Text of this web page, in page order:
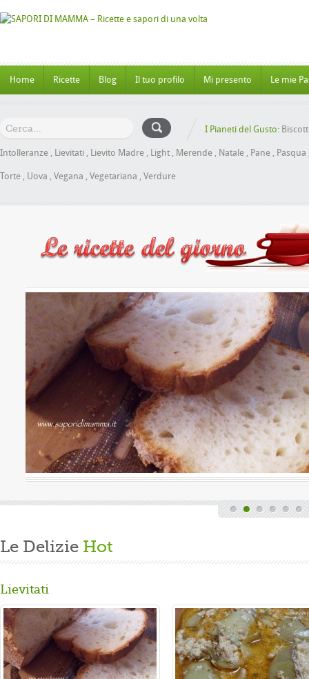
Home Ricette Blog Il tuo profilo Mi presento Le mie
I Pianeti del Gusto:
Intolleranze , Lievitati , Lievito Madre , Light , Merende , Natale , Pane , Pasqua
Torte , Uova , Vegana , Vegetariana , Verdure
al Miele senza
Valutazione media: (0 / 5)
finita la fatica del lavoro settimanale
mi dedico alla mia grande passione.
panbrioche salutare per la ...
Le Delizie Hot
Lievitati